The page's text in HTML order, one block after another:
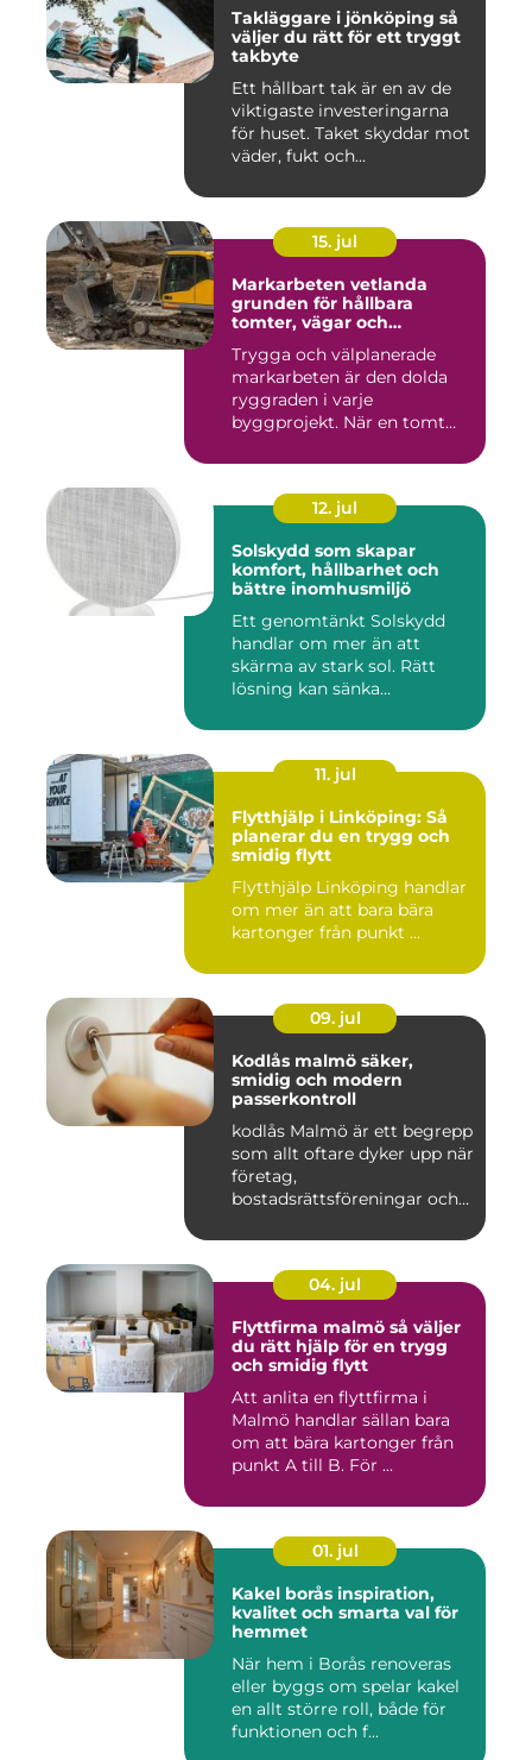
Takläggare i jönköping så
väljer du rätt för ett tryggt
takbyte
Ett hållbart tak är en av de
viktigaste investeringarna
för huset. Taket skyddar mot
väder, fukt och...
15. jul
Markarbeten vetlanda
grunden för hållbara
tomter, vägar och
Trygga och välplanerade
markarbeten är den dolda
ryggraden i varje
byggprojekt. När en tomt
12. jul
Solskydd som skapar
komfort, hållbarhet och
bättre inomhusmiljö
Ett genomtänkt Solskydd
handlar om mer än att
skärma av stark sol. Rätt
lösning kan sänka
11. jul
Flytthjälp i Linköping: Så
planerar du en trygg och
smidig flytt
Flytthjälp Linköping handlar
om mer än att bara bära
kartonger från punkt ...
09. jul
Kodlås malmö säker,
smidig och modern
passerkontroll
kodlås Malmö är ett begrepp
som allt oftare dyker upp när
företag,
bostadsrättsföreningar och
04. jul
Flyttfirma malmö så väljer
du rätt hjälp för en trygg
och smidig flytt
Att anlita en flyttfirma i
Malmö handlar sällan bara
om att bära kartonger från
punkt A till B. För ...
01. jul
Kakel borås inspiration,
kvalitet och smarta val för
hemmet
När hem i Borås renoveras
eller byggs om spelar kakel
en allt större roll, både för
funktionen och f...